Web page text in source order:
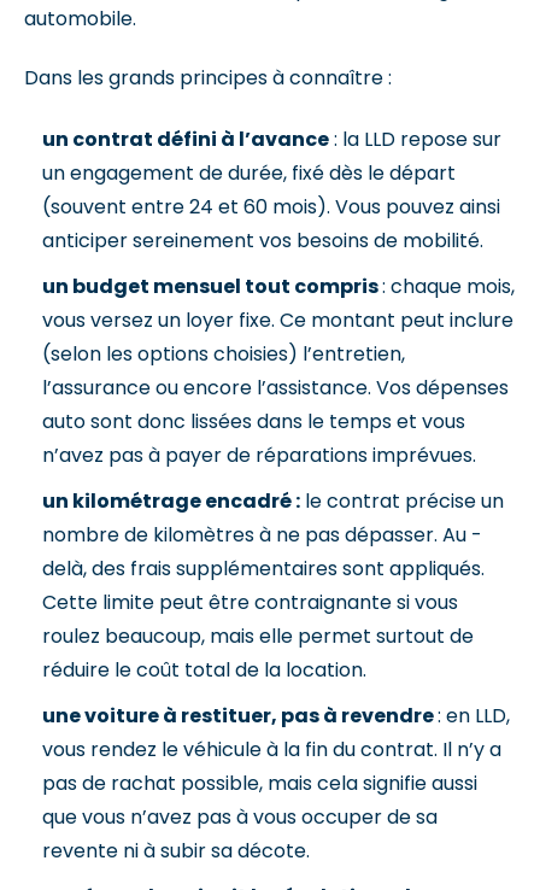
automobile.
Dans les grands principes à connaître :
un contrat défini à l’avance: la LLD repose sur
un engagement de durée, fixé dès le départ
(souvent entre 24 et 60 mois). Vous pouvez ainsi
anticiper sereinement vos besoins de mobilité.
un budget mensuel tout compris: chaque mois,
vous versez un loyer fixe. Ce montant peut inclure
(selon les options choisies) l’entretien,
l’assurance ou encore l’assistance. Vos dépenses
auto sont donc lissées dans le temps et vous
n’avez pas à payer de réparations imprévues.
un kilométrage encadré : le contrat précise un
nombre de kilomètres à ne pas dépasser. Au -
delà, des frais supplémentaires sont appliqués.
Cette limite peut être contraignante si vous
roulez beaucoup, mais elle permet surtout de
réduire le coût total de la location.
une voiture à restituer, pas à revendre: en LLD,
vous rendez le véhicule à la fin du contrat. Il n’y a
pas de rachat possible, mais cela signifie aussi
que vous n’avez pas à vous occuper de sa
revente ni à subir sa décote.